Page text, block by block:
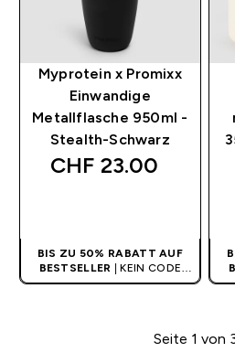
Myprotein x Promixx
Einwandige
Metallflasche 950ml -
Stealth-Schwarz
CHF 23.00‎
BIS ZU 50% RABATT AUF
BESTSELLER | KEIN CODE
BENÖTIGT
Paginierung
Seite 1 von